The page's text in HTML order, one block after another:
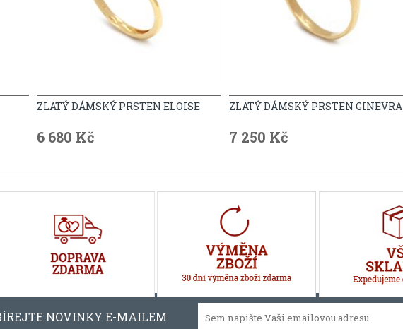
ZLATÝ DÁMSKÝ PRSTEN ELOISE
6 680 Kč
ZLATÝ DÁMSKÝ PRSTEN GINEVRA
7 250 Kč
NOVINKY E-MAILEM